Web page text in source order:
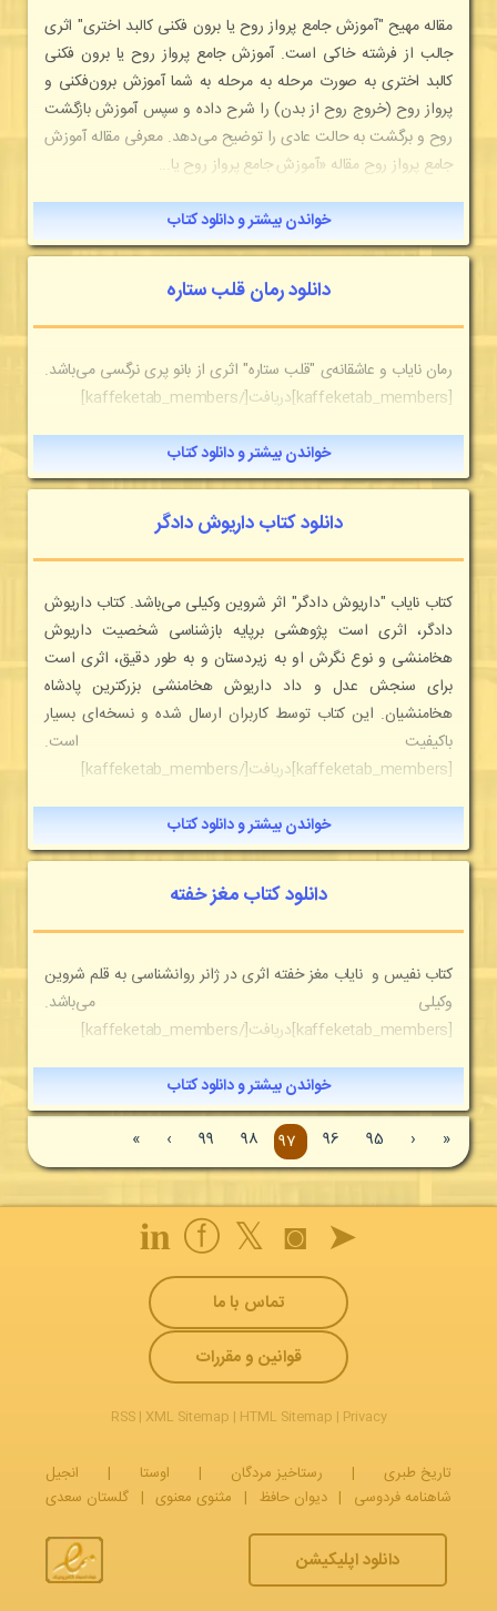
مقاله مهیح "آموزش جامع پرواز روح یا برون فکنی کالبد اختری" اثری
جالب از فرشته خاکی است. آموزش جامع پرواز روح یا برون فکنی
کالبد اختری به صورت مرحله به مرحله به شما آموزش برون‌فکنی و
پرواز روح (خروج روح از بدن) را شرح داده و سپس آموزش بازگشت
روح و برگشت به حالت عادی را توضیح می‌دهد. معرفی مقاله آموزش
جامع پرواز روح مقاله «آموزش جامع پرواز روح یا...
خواندن بیشتر و دانلود کتاب
دانلود رمان قلب ستاره
رمان نایاب و عاشقانه‌ی "قلب ستاره" اثری از بانو پری نرگسی می‌باشد.
[kaffeketab_members]دریافت[/kaffeketab_members]
خواندن بیشتر و دانلود کتاب
دانلود کتاب داریوش دادگر
كتاب نایاب "داریوش دادگر" اثر شروین وکیلی می‌باشد. کتاب داریوش
دادگر، اثری است پژوهشی برپایه بازشناسی شخصیت داریوش
هخامنشی و نوع نگرش او به زیردستان و به طور دقیق، اثری است
برای سنجش عدل و داد داریوش هخامنشی بزرکترین پادشاه
هخامنشیان. این کتاب توسط کاربران ارسال شده و نسخه‌ای بسیار
باکیفیت است.
[kaffeketab_members]دریافت[/kaffeketab_members]
خواندن بیشتر و دانلود کتاب
دانلود کتاب مغز خفته
كتاب نفیس و نایاب مغز خفته اثری در ژانر روانشناسی به قلم شروین
وکیلی می‌باشد.
[kaffeketab_members]دریافت[/kaffeketab_members]
خواندن بیشتر و دانلود کتاب
«
‹
95
96
97
98
99
›
»
➤
◙
𝕏
ⓕ
𝐢𝐧
تماس با ما
قوانین و مقررات
RSS| XML Sitemap | HTML Sitemap | Privacy
تاریخ طبری | رستاخیز مردگان | اوستا |
انجیل
شاهنامه فردوسی | دیوان حافظ | مثنوی معنوی | گلستان سعدی
دانلود اپلیکیشن